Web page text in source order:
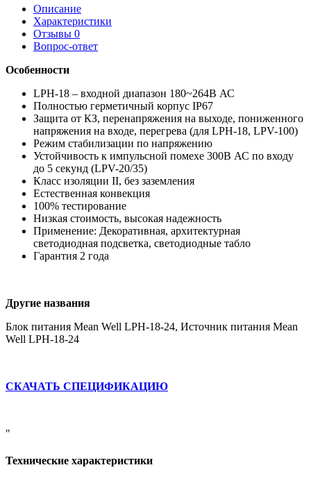
Описание
Характеристики
Отзывы 0
Вопрос-ответ
Особенности
LPH-18 – входной диапазон 180~264В АС
Полностью герметичный корпус IP67
Защита от КЗ, перенапряжения на выходе, пониженного
напряжения на входе, перегрева (для LPH-18, LPV-100)
Режим стабилизации по напряжению
Устойчивость к импульсной помехе 300В АС по входу
до 5 секунд (LPV-20/35)
Класс изоляции II, без заземления
Естественная конвекция
100% тестирование
Низкая стоимость, высокая надежность
Применение: Декоративная, архитектурная
светодиодная подсветка, светодиодные табло
Гарантия 2 года
Другие названия
Блок питания Mean Well LPH-18-24, Источник питания Mean
Well LPH-18-24
СКАЧАТЬ СПЕЦИФИКАЦИЮ
"
Технические характеристики